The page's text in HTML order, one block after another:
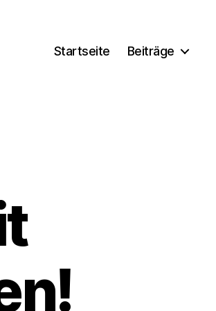
Startseite Beiträge